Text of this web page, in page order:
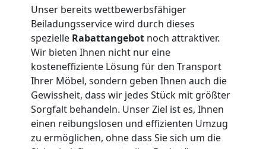
Unser bereits wettbewerbsfähiger
Beiladungsservice wird durch dieses
spezielle Rabattangebot noch attraktiver.
Wir bieten Ihnen nicht nur eine
kosteneffiziente Lösung für den Transport
Ihrer Möbel, sondern geben Ihnen auch die
Gewissheit, dass wir jedes Stück mit größter
Sorgfalt behandeln. Unser Ziel ist es, Ihnen
einen reibungslosen und effizienten Umzug
zu ermöglichen, ohne dass Sie sich um die
Full-
Service-
Umzug
Leonding